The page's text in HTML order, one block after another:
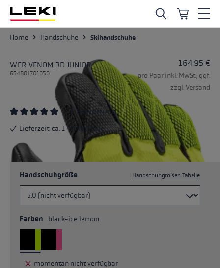
Zum Hauptinhalt springen
Home Handschuhe Skihandschuhe
WCR VENOM 3D JUNIOR
654801701050
164,95 €
pro Paar inkl. MwSt., ggf.
zzgl. Versand
Durchschnittliche Bewertung von 5 von 5 Sternen
1 Bewertung
Lieferzeit: ca. 1-3 Werktage
Handschuhgröße Handschuhgrößen Tabelle
Farben black-ice lemon
momentan nicht verfügbar